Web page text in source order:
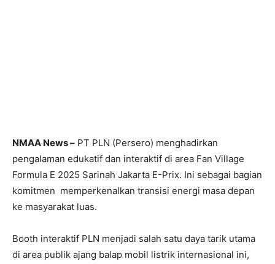
NMAA News – PT PLN (Persero) menghadirkan
pengalaman edukatif dan interaktif di area Fan Village
Formula E 2025 Sarinah Jakarta E-Prix. Ini sebagai bagian
komitmen memperkenalkan transisi energi masa depan
ke masyarakat luas.
Booth interaktif PLN menjadi salah satu daya tarik utama
di area publik ajang balap mobil listrik internasional ini,